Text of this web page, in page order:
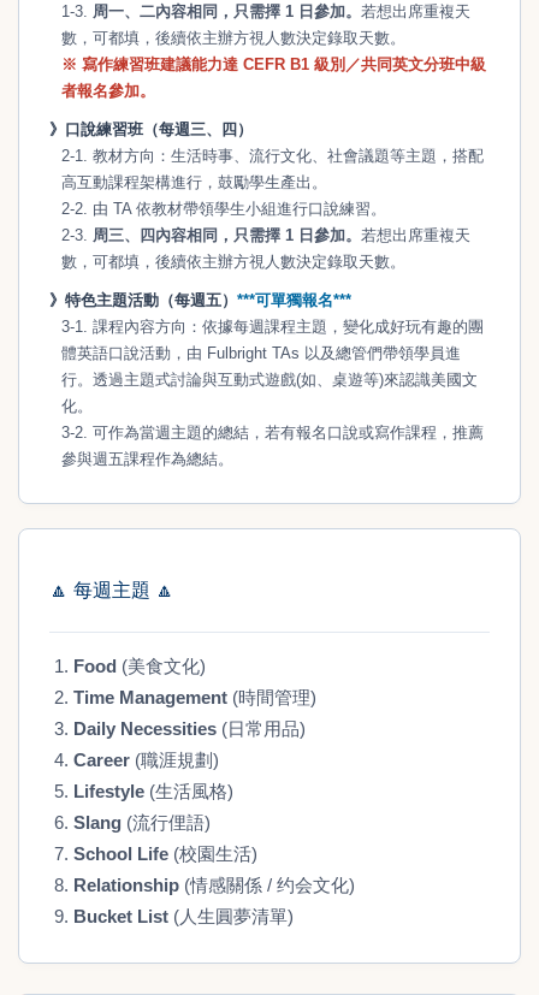
1-3. 周一、二內容相同，只需擇 1 日參加。 若想出席重複天
數，可都填，後續依主辦方視人數決定錄取天數。
※ 寫作練習班建議能力達 CEFR B1 級別／共同英文分班中級
者報名參加。
》口說練習班（每週三、四）
2-1. 教材方向：生活時事、流行文化、社會議題等主題，搭配
高互動課程架構進行，鼓勵學生產出。
2-2. 由 TA 依教材帶領學生小組進行口說練習。
2-3. 周三、四內容相同，只需擇 1 日參加。 若想出席重複天
數，可都填，後續依主辦方視人數決定錄取天數。
》特色主題活動（每週五） ***可單獨報名***
3-1. 課程內容方向：依據每週課程主題，變化成好玩有趣的團
體英語口說活動，由 Fulbright TAs 以及總管們帶領學員進
行。透過主題式討論與互動式遊戲(如、桌遊等)來認識美國文
化。
3-2. 可作為當週主題的總結，若有報名口說或寫作課程，推薦
參與週五課程作為總結。
🔼 每週主題 🔼
Food (美食文化)
Time Management (時間管理)
Daily Necessities (日常用品)
Career (職涯規劃)
Lifestyle (生活風格)
Slang (流行俚語)
School Life (校園生活)
Relationship (情感關係 / 约会文化)
Bucket List (人生圓夢清單)